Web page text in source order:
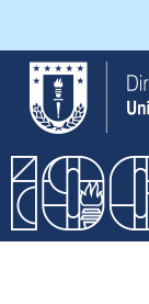
Saltar
contenido